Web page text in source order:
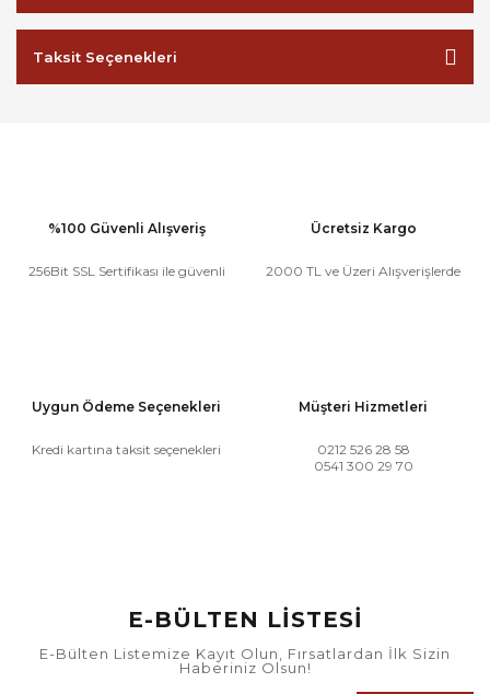
Taksit Seçenekleri
%100 Güvenli Alışveriş
256Bit SSL Sertifikası ile güvenli
Ücretsiz Kargo
2000 TL ve Üzeri Alışverişlerde
Uygun Ödeme Seçenekleri
Kredi kartına taksit seçenekleri
Müşteri Hizmetleri
0212 526 28 58
0541 300 29 70
E-BÜLTEN LİSTESİ
E-Bülten Listemize Kayıt Olun, Fırsatlardan İlk Sizin
Haberiniz Olsun!